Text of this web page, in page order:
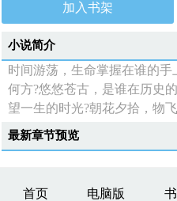
加入书架
小说简介
时间游荡，生命掌握在谁的手
何方?悠悠苍古，是谁在历史
望一生的时光?朝花夕拾，物
最新章节预览
首页 电脑版